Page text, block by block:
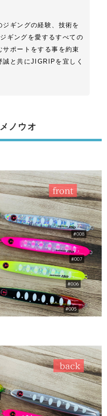
ジギングの経験、技術を
ギングを愛するすべての
サポートをする事を約束
誠と共にJIGRIPを宜しく
ノウオ